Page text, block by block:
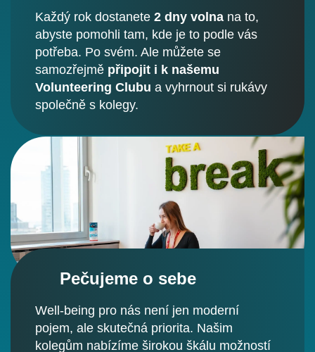
Každý rok dostanete 2 dny volna na to,
abyste pomohli tam, kde je to podle vás
potřeba. Po svém. Ale můžete se
samozřejmě připojit i k našemu
Volunteering Clubu a vyhrnout si rukávy
společně s kolegy.
Pečujeme o sebe
Well-being pro nás není jen moderní
pojem, ale skutečná priorita. Našim
kolegům nabízíme širokou škálu možností